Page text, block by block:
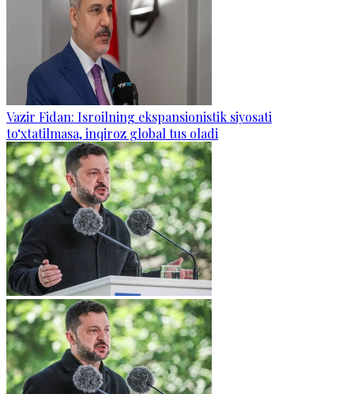
Vazir Fidan: Isroilning ekspansionistik siyosati
to‘xtatilmasa, inqiroz global tus oladi